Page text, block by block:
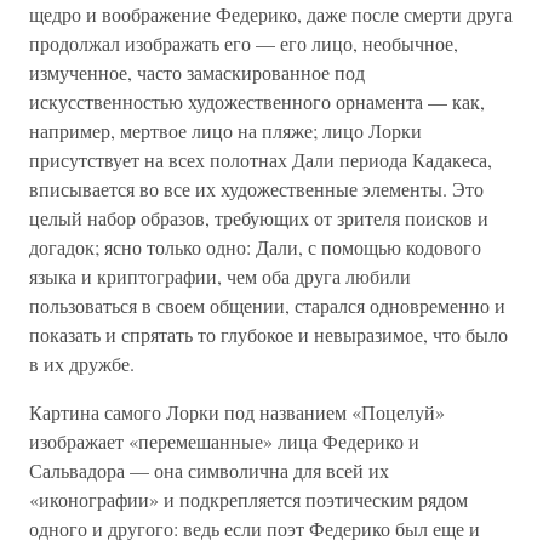
щедро и воображение Федерико, даже после смерти друга
продолжал изображать его — его лицо, необычное,
измученное, часто замаскированное под
искусственностью художественного орнамента — как,
например, мертвое лицо на пляже; лицо Лорки
присутствует на всех полотнах Дали периода Кадакеса,
вписывается во все их художественные элементы. Это
целый набор образов, требующих от зрителя поисков и
догадок; ясно только одно: Дали, с помощью кодового
языка и криптографии, чем оба друга любили
пользоваться в своем общении, старался одновременно и
показать и спрятать то глубокое и невыразимое, что было
в их дружбе.
Картина самого Лорки под названием «Поцелуй»
изображает «перемешанные» лица Федерико и
Сальвадора — она символична для всей их
«иконографии» и подкрепляется поэтическим рядом
одного и другого: ведь если поэт Федерико был еще и